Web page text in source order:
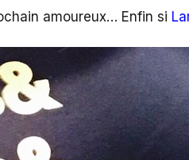
amoureux… Enfin si